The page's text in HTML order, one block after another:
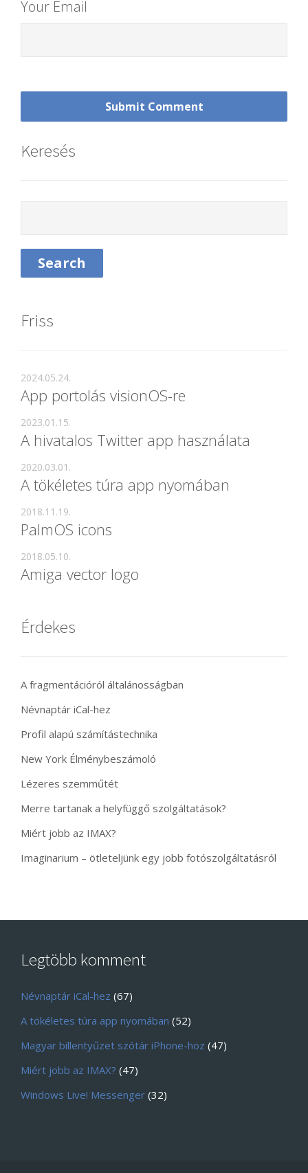
Your Email
Keresés
Friss
App portolás visionOS-re
2024.05.24.
A hivatalos Twitter app használata
2023.01.15.
A tökéletes túra app nyomában
2020.03.01.
PalmOS icons
2018.11.19.
Amiga vector logo
2018.05.10.
Érdekes
A fragmentációról általánosságban
Névnaptár iCal-hez
Profil alapú számítástechnika
New York Élménybeszámoló
Lézeres szemműtét
Merre tartanak a helyfüggő szolgáltatások?
Miért jobb az IMAX?
Imaginarium – ötleteljünk egy jobb fotószolgáltatásról
Legtöbb komment
Névnaptár iCal-hez (67)
A tökéletes túra app nyomában (52)
Magyar billentyűzet szótár iPhone-hoz (47)
Miért jobb az IMAX? (47)
Windows Live! Messenger (32)